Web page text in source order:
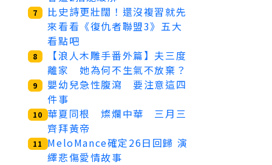
7
比史詩更壯闊！還沒複習就先
來看看《復仇者聯盟3》五大
看點吧
8
【浪人木雕手番外篇】夫三度
離家 她為何不生氣不放棄？
9
嬰幼兒急性腹瀉 要注意這四
件事
10 華夏同根 燦爛中華 三月三
齊拜黃帝
11
MeloMance確定26日回歸 演
繹悲傷愛情故事